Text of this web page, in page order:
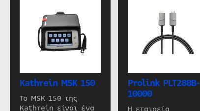
Kathrein MSK 150
Το MSK 150 της
Kathrein είναι ένα
Prolink PLT288B-
10000